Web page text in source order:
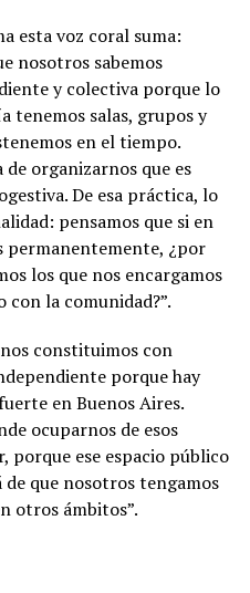
esta voz coral suma:
nosotros sabemos
y colectiva porque lo
tenemos salas, grupos y
en el tiempo.
organizarnos que es
De esa práctica, lo
pensamos que si en
permanentemente, ¿por
los que nos encargamos
la comunidad?”.
constituimos con
porque hay
en Buenos Aires.
ocuparnos de esos
porque ese espacio público
que nosotros tengamos
otros ámbitos”.